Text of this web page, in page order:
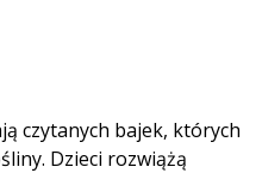
czytanych bajek, których
Dzieci rozwiążą